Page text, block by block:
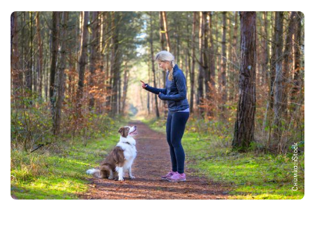
Снимка: iStock